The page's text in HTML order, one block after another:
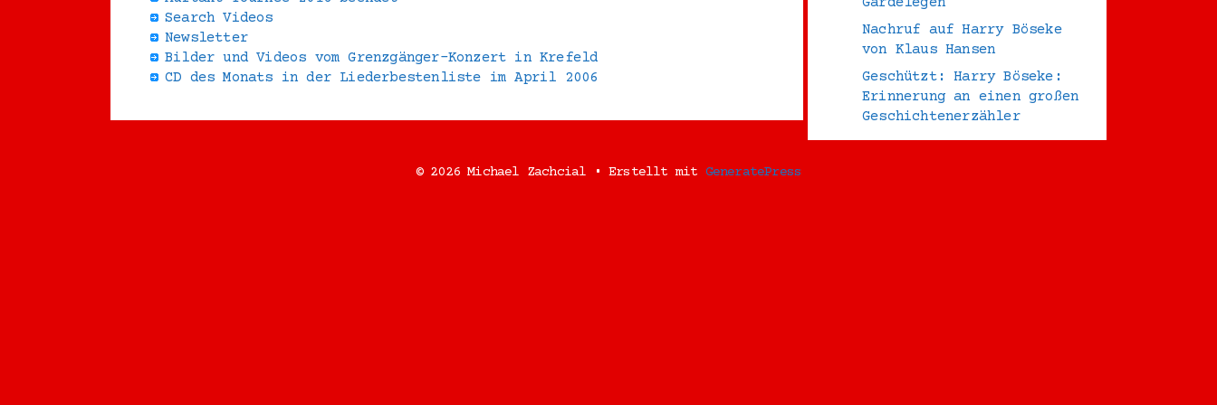
Search Videos
Newsletter
Bilder und Videos vom Grenzgänger-Konzert in Krefeld
CD des Monats in der Liederbestenliste im April 2006
Nachruf auf Harry Böseke
von Klaus Hansen
Geschützt: Harry Böseke:
Erinnerung an einen großen
Geschichtenerzähler
© 2026 Michael Zachcial • Erstellt mit GeneratePress